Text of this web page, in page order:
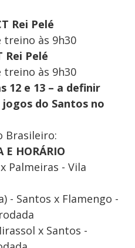
Rei Pelé
treino às 9h30
Rei Pelé
treino às 9h30
12 e 13 – a definir
do Santos no
Brasileiro:
E HORÁRIO
Palmeiras - Vila
- Santos x Flamengo -
x Santos -